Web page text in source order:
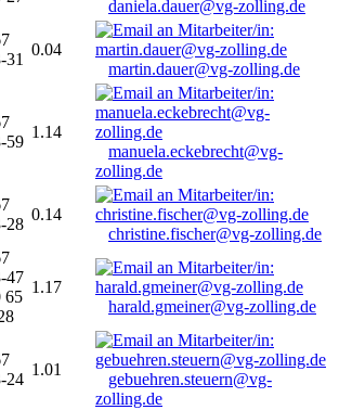
daniela.dauer@vg-zolling.de
31
0.04
martin.dauer@vg-zolling.de
59
1.14
manuela.eckebrecht@vg-
zolling.de
28
0.14
christine.fischer@vg-zolling.de
47
65
1.17
harald.gmeiner@vg-zolling.de
24
1.01
gebuehren.steuern@vg-
zolling.de